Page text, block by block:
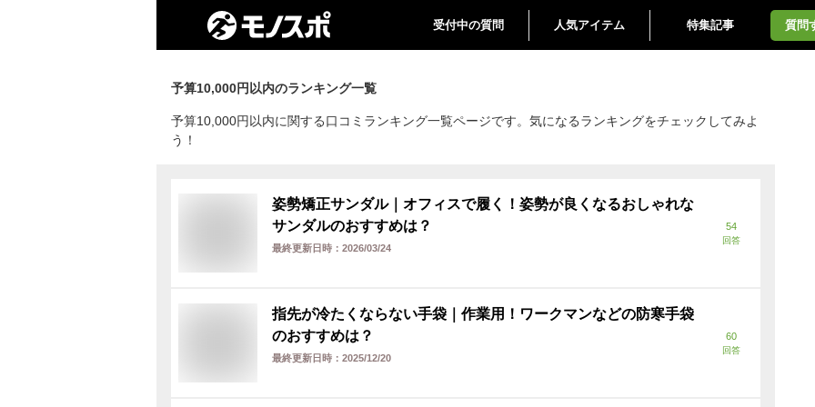
受付中の質問 人気アイテム 特集記事 質問
予算10,000円以内のランキング一覧
予算10,000円以内に関する口コミランキング一覧ページです。気になるランキングをチェックしてみよ
う！
姿勢矯正サンダル｜オフィスで履く！姿勢が良くなるおしゃれな
サンダルのおすすめは？
最終更新日時： 2026/03/24
54
回答
指先が冷たくならない手袋｜作業用！ワークマンなどの防寒手袋
のおすすめは？
最終更新日時： 2025/12/20
60
回答